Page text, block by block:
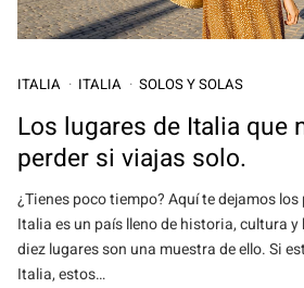
ITALIA ITALIA SOLOS Y SOLAS
Los lugares de Italia que
perder si viajas solo.
¿Tienes poco tiempo? Aquí te dejamos
Italia es un país lleno de historia, cultura
diez lugares son una muestra de ello. Si
Italia, estos…